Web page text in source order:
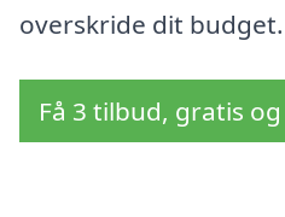
overskride dit budget.
Få 3 tilbud, gratis